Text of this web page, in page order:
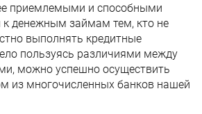
приемлемыми и способными
к денежным займам тем, кто не
выполнять кредитные
пользуясь различиями между
можно успешно осуществить
из многочисленных банков нашей